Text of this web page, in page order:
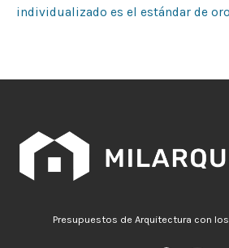
individualizado es el estándar de
Presupuestos de Arquitectura con